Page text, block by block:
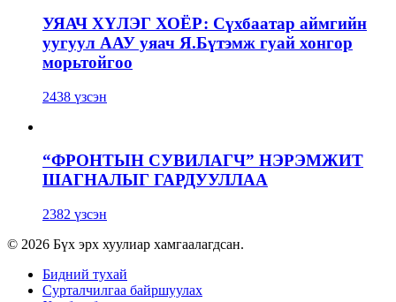
УЯАЧ ХҮЛЭГ ХОЁР: Сүхбаатар аймгийн
уугуул ААУ уяач Я.Бүтэмж гуай хонгор
морьтойгоо
2438 үзсэн
“ФРОНТЫН СУВИЛАГЧ” НЭРЭМЖИТ
ШАГНАЛЫГ ГАРДУУЛЛАА
2382 үзсэн
© 2026 Бүх эрх хуулиар хамгаалагдсан.
Бидний тухай
Сурталчилгаа байршуулах